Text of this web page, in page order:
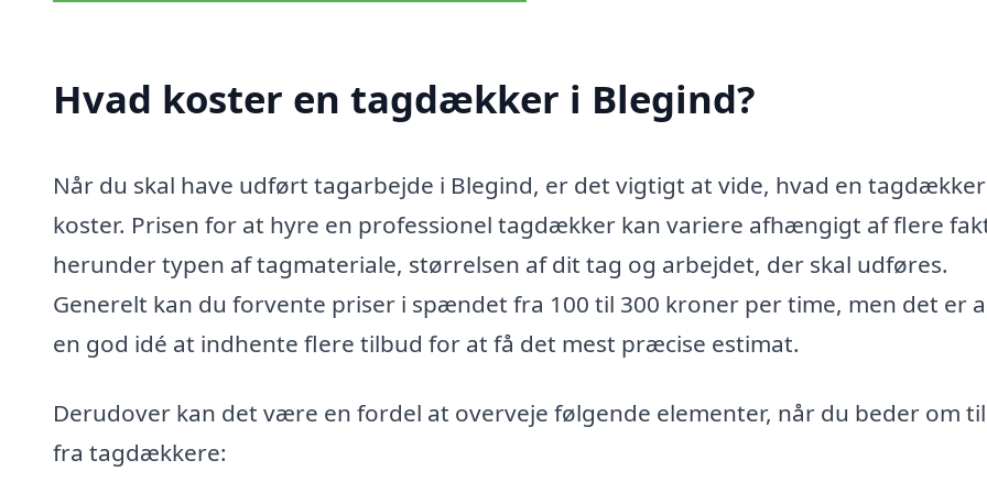
Hvad koster en tagdækker i Blegind?
Når du skal have udført tagarbejde i Blegind, er det vigtigt at vide, hvad en tagdækker
koster. Prisen for at hyre en professionel tagdækker kan variere afhængigt af flere
herunder typen af tagmateriale, størrelsen af dit tag og arbejdet, der skal udføres.
Generelt kan du forvente priser i spændet fra 100 til 300 kroner per time, men det er
en god idé at indhente flere tilbud for at få det mest præcise estimat.
Derudover kan det være en fordel at overveje følgende elementer, når du beder om
fra tagdækkere: